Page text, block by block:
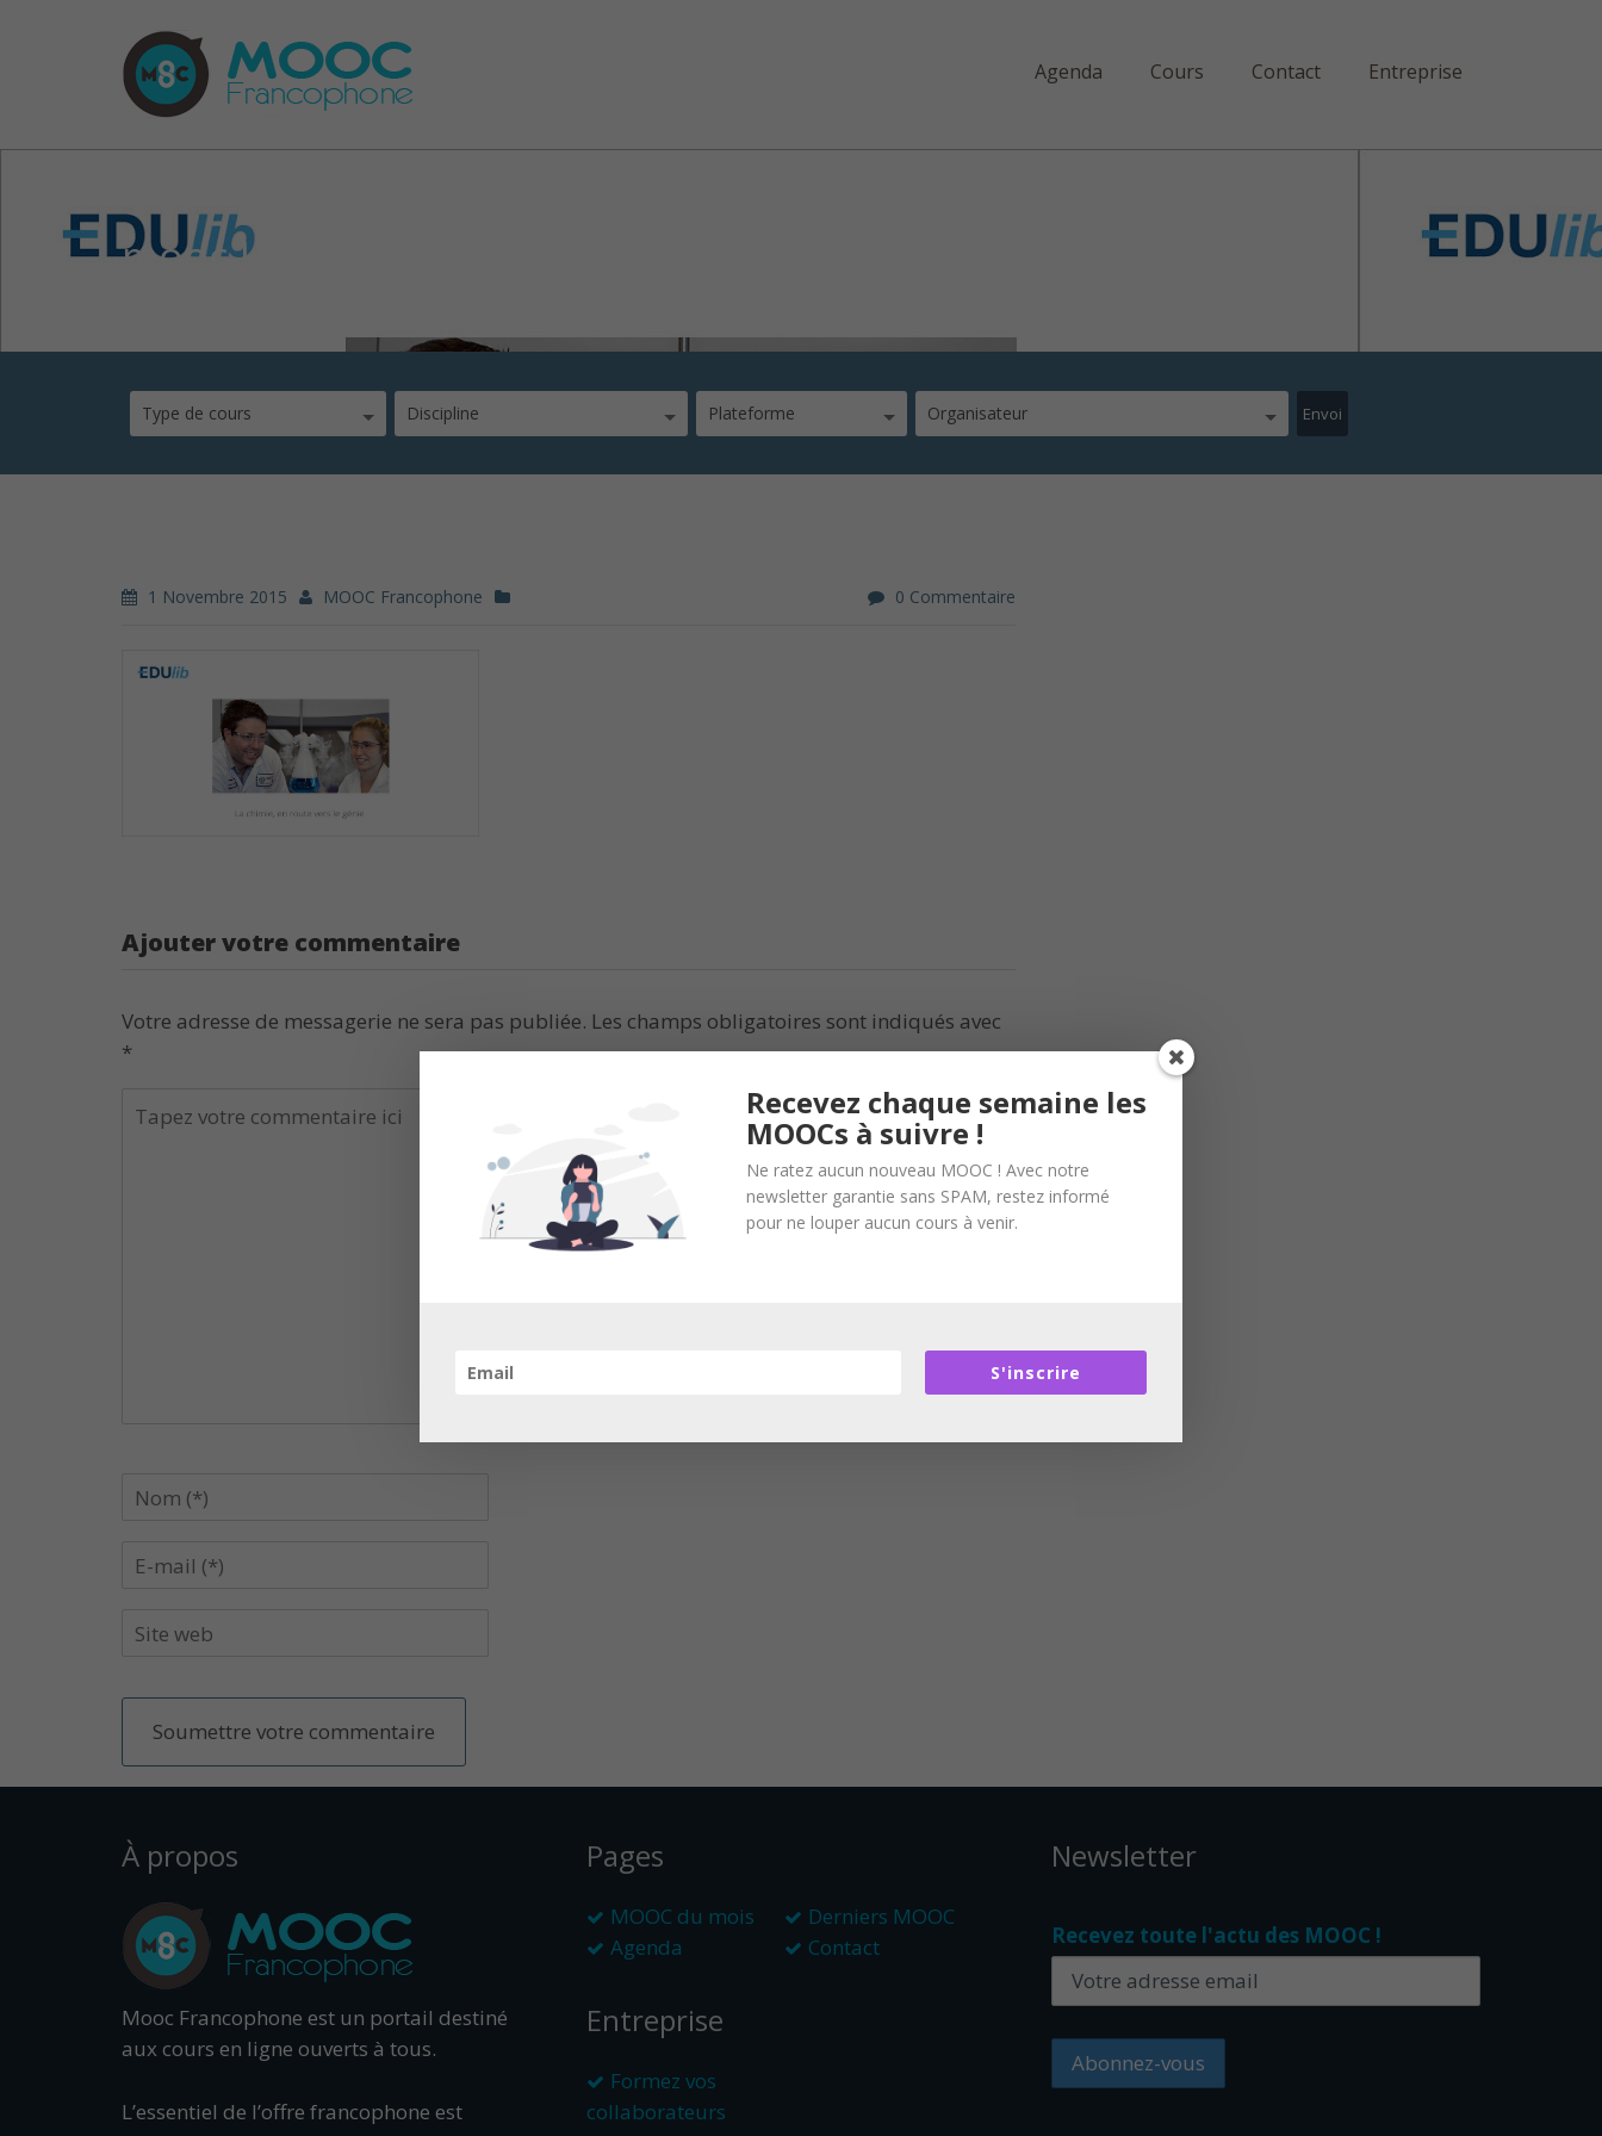
Agenda Cours Contact Entreprise
mooc-La-chimie,-en-route-ve
Type de cours Discipline Plateforme Organisateur
1 Novembre 2015 MOOC Francophone 0 Commentaire
Ajouter votre commentaire
Votre adresse de messagerie ne sera pas publiée. Les champs obligatoires sont indiqués avec
*
À propos
Mooc Francophone est un portail destiné
aux cours en ligne ouverts à tous.
L’essentiel de l’offre francophone est
Pages
MOOC du mois
Derniers MOOC
Agenda
Contact
Entreprise
Formez vos
collaborateurs
Newsletter
Recevez toute l'actu des MOOC !
Recevez chaque semaine les
MOOCs à suivre !
Ne ratez aucun nouveau MOOC ! Avec notre
newsletter garantie sans SPAM, restez informé
pour ne louper aucun cours à venir.
S'inscrire